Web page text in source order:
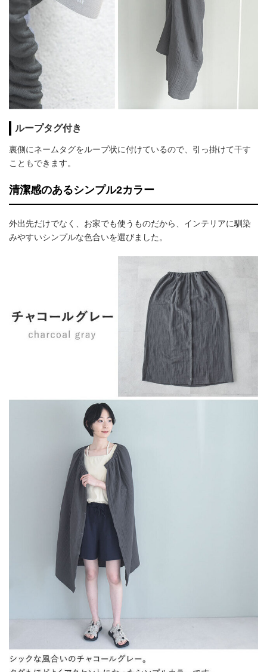
ループタグ付き
裏側にネームタグをループ状に付けているので、引っ掛けて干す
こともできます。
清潔感のあるシンプル2カラー
外出先だけでなく、お家でも使うものだから、インテリアに馴染
みやすいシンプルな色合いを選びました。